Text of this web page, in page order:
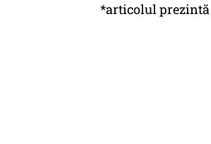
*articolul